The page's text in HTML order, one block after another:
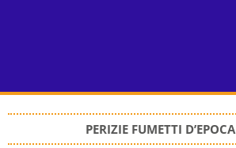
PERIZIE FUMETTI D’EPOCA